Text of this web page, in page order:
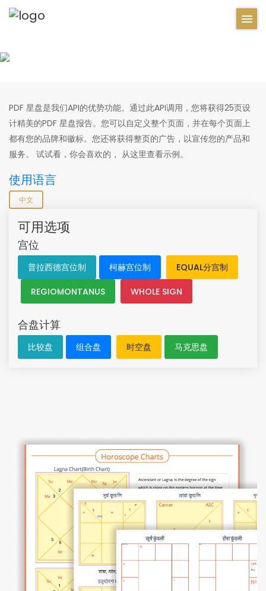
PDF 星盘是我们API的优势功能。通过此API调用，您将获得25页设
计精美的PDF 星盘报告。您可以自定义整个页面，并在每个页面上
都有您的品牌和徽标。您还将获得整页的广告，以宣传您的产品和
服务。 试试看，你会喜欢的， 从这里查看示例。
使用语言
中文
可用选项
宫位
普拉西德宫位制 柯赫宫位制 EQUAL分宫制
REGIOMONTANUS WHOLE SIGN
合盘计算
比较盘 组合盘 时空盘 马克思盘